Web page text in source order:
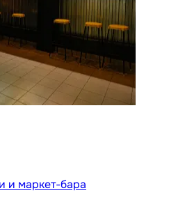
и маркет-бара